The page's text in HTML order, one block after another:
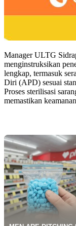
Manager ULTG
menginstruksikan
lengkap, termasuk
Diri (APD) sesuai
Proses sterilisasi
memastikan